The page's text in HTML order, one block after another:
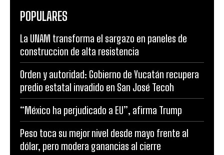
POPULARES
La UNAM transforma el sargazo en paneles de
construccion de alta resistencia
Orden y autoridad: Gobierno de Yucatán recupera
predio estatal invadido en San José Tecoh
“México ha perjudicado a EU”, afirma Trump
Peso toca su mejor nivel desde mayo frente al
dólar, pero modera ganancias al cierre